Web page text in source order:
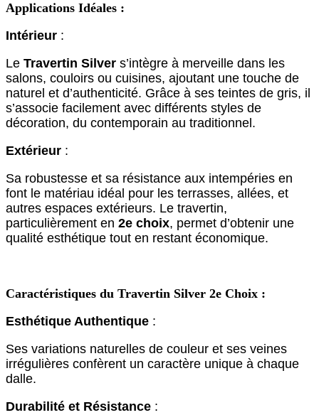
Applications Idéales :
Intérieur :
Le Travertin Silver s’intègre à merveille dans les
salons, couloirs ou cuisines, ajoutant une touche de
naturel et d’authenticité. Grâce à ses teintes de gris, il
s’associe facilement avec différents styles de
décoration, du contemporain au traditionnel.
Extérieur :
Sa robustesse et sa résistance aux intempéries en
font le matériau idéal pour les terrasses, allées, et
autres espaces extérieurs. Le travertin,
particulièrement en 2e choix, permet d’obtenir une
qualité esthétique tout en restant économique.
Caractéristiques du Travertin Silver 2e Choix :
Esthétique Authentique :
Ses variations naturelles de couleur et ses veines
irrégulières confèrent un caractère unique à chaque
dalle.
Durabilité et Résistance :